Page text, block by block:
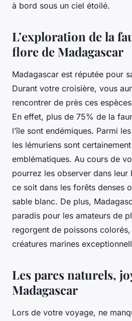
à bord sous un ciel étoilé.
L’exploration de la
flore de Madagascar
Madagascar est réputée pour
Durant votre croisière, vous
rencontrer de près ces
En effet, plus de 75% de la
l’île sont endémiques. Parmi
les lémuriens sont
emblématiques. Au cours de
pourrez les observer dans leur
ce soit dans les forêts denses
sable blanc. De plus,
paradis pour les amateurs de
regorgent de poissons
créatures marines
Les parcs naturels,
Madagascar
Lors de votre voyage, ne